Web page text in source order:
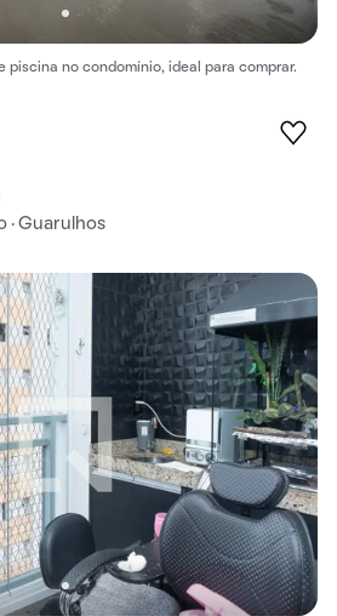
piscina no condomínio, ideal para comprar.
· Guarulhos